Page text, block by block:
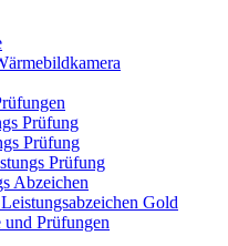
Prüfung
Prüfung
Prüfung
Abzeichen
Gold
und Prüfungen